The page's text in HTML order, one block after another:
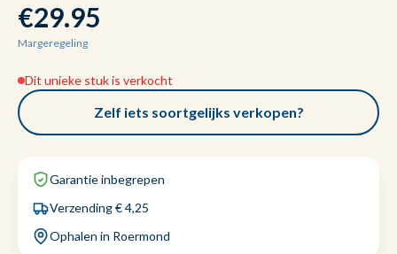
€29.95
Margeregeling
Dit unieke stuk is verkocht
Zelf iets soortgelijks verkopen?
Garantie inbegrepen
Verzending € 4,25
Ophalen in Roermond